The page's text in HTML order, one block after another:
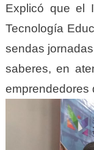
Explicó que el
Tecnología
sendas
saberes, en
emprendedores